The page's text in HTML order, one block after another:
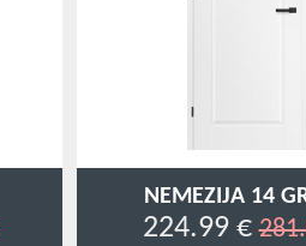
NEMEZIJA 14
224.99 €